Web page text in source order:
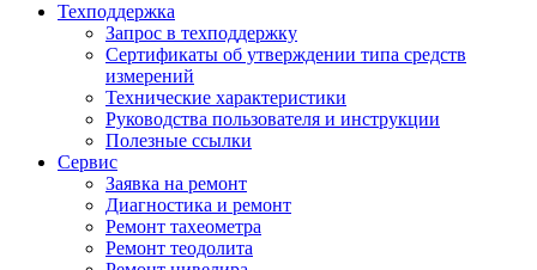
Техподдержка
Запрос в техподдержку
Сертификаты об утверждении типа средств
измерений
Технические характеристики
Руководства пользователя и инструкции
Полезные ссылки
Сервис
Заявка на ремонт
Диагностика и ремонт
Ремонт тахеометра
Ремонт теодолита